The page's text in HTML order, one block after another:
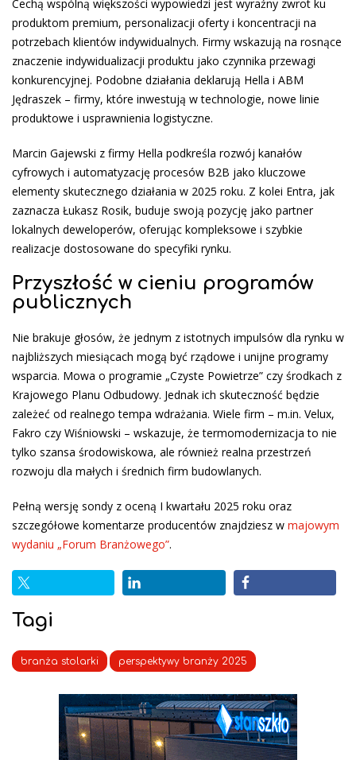
Cechą wspólną większości wypowiedzi jest wyraźny zwrot ku
produktom premium, personalizacji oferty i koncentracji na
potrzebach klientów indywidualnych. Firmy wskazują na rosnące
znaczenie indywidualizacji produktu jako czynnika przewagi
konkurencyjnej. Podobne działania deklarują Hella i ABM
Jędraszek – firmy, które inwestują w technologie, nowe linie
produktowe i usprawnienia logistyczne.
Marcin Gajewski z firmy Hella podkreśla rozwój kanałów
cyfrowych i automatyzację procesów B2B jako kluczowe
elementy skutecznego działania w 2025 roku. Z kolei Entra, jak
zaznacza Łukasz Rosik, buduje swoją pozycję jako partner
lokalnych deweloperów, oferując kompleksowe i szybkie
realizacje dostosowane do specyfiki rynku.
Przyszłość w cieniu programów
publicznych
Nie brakuje głosów, że jednym z istotnych impulsów dla rynku w
najbliższych miesiącach mogą być rządowe i unijne programy
wsparcia. Mowa o programie „Czyste Powietrze” czy środkach z
Krajowego Planu Odbudowy. Jednak ich skuteczność będzie
zależeć od realnego tempa wdrażania. Wiele firm – m.in. Velux,
Fakro czy Wiśniowski – wskazuje, że termomodernizacja to nie
tylko szansa środowiskowa, ale również realna przestrzeń
rozwoju dla małych i średnich firm budowlanych.
Pełną wersję sondy z oceną I kwartału 2025 roku oraz
szczegółowe komentarze producentów znajdziesz w majowym
wydaniu „Forum Branżowego”.
Tagi
branża stolarki perspektywy branży 2025